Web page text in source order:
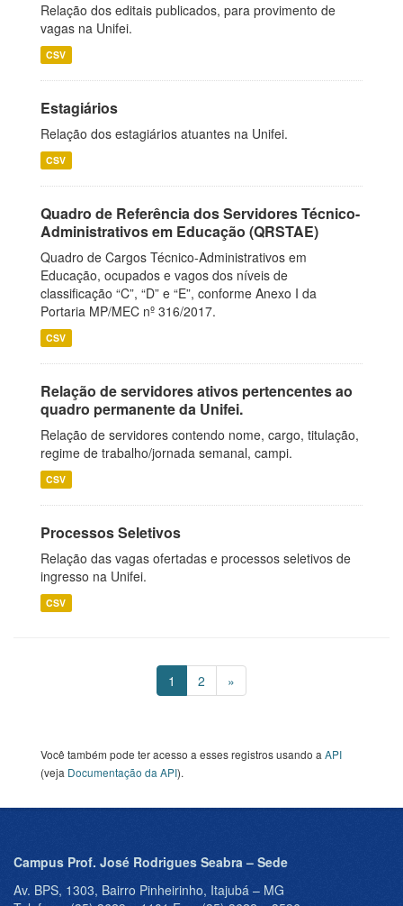
Relação dos editais publicados, para provimento de
vagas na Unifei.
CSV
Estagiários
Relação dos estagiários atuantes na Unifei.
CSV
Quadro de Referência dos Servidores Técnico-
Administrativos em Educação (QRSTAE)
Quadro de Cargos Técnico-Administrativos em
Educação, ocupados e vagos dos níveis de
classificação “C”, “D” e “E”, conforme Anexo I da
Portaria MP/MEC nº 316/2017.
CSV
Relação de servidores ativos pertencentes ao
quadro permanente da Unifei.
Relação de servidores contendo nome, cargo, titulação,
regime de trabalho/jornada semanal, campi.
CSV
Processos Seletivos
Relação das vagas ofertadas e processos seletivos de
ingresso na Unifei.
CSV
1 2 »
Você também pode ter acesso a esses registros usando a API
(veja Documentação da API).
Campus Prof. José Rodrigues Seabra – Sede
Av. BPS, 1303, Bairro Pinheirinho, Itajubá – MG